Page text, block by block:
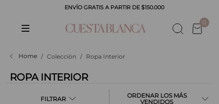
ENVÍO GRATIS A PARTIR DE $150.000
0
Colección Ropa Interior
ROPA INTERIOR
FILTRAR
LOS MÁS
VENDIDOS